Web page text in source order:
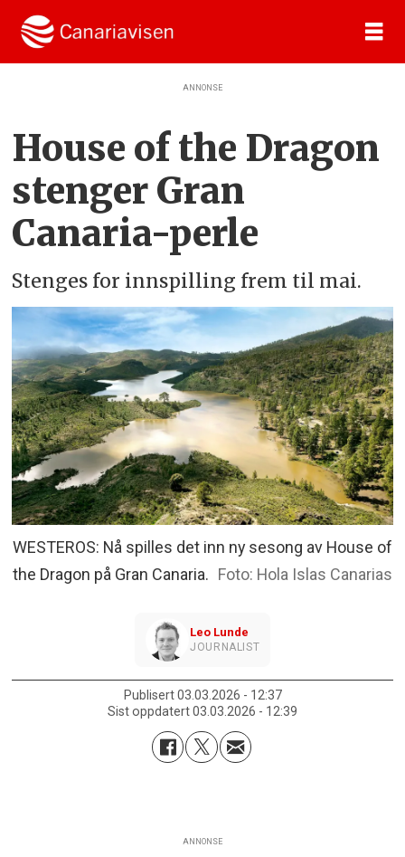
ANNONSE
House of the Dragon
stenger Gran
Canaria-perle
Stenges for innspilling frem til mai.
WESTEROS: Nå spilles det inn ny sesong av House of
the Dragon på Gran Canaria.
Hola Islas Canarias
Leo Lunde
JOURNALIST
Publisert
03.03.2026 - 12:37
Sist oppdatert
03.03.2026 - 12:39
ANNONSE